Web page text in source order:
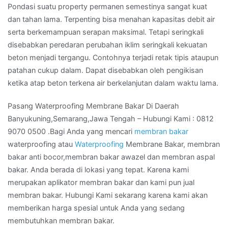
Pondasi suatu property permanen semestinya sangat kuat
dan tahan lama. Terpenting bisa menahan kapasitas debit air
serta berkemampuan serapan maksimal. Tetapi seringkali
disebabkan peredaran perubahan iklim seringkali kekuatan
beton menjadi tergangu. Contohnya terjadi retak tipis ataupun
patahan cukup dalam. Dapat disebabkan oleh pengikisan
ketika atap beton terkena air berkelanjutan dalam waktu lama.
Pasang Waterproofing Membrane Bakar Di Daerah
Banyukuning,Semarang,Jawa Tengah – Hubungi Kami : 0812
9070 0500 .Bagi Anda yang mencari membran bakar
waterproofing atau Waterproofing Membrane Bakar, membran
bakar anti bocor,membran bakar awazel dan membran aspal
bakar. Anda berada di lokasi yang tepat. Karena kami
merupakan aplikator membran bakar dan kami pun jual
membran bakar. Hubungi Kami sekarang karena kami akan
memberikan harga spesial untuk Anda yang sedang
membutuhkan membran bakar.